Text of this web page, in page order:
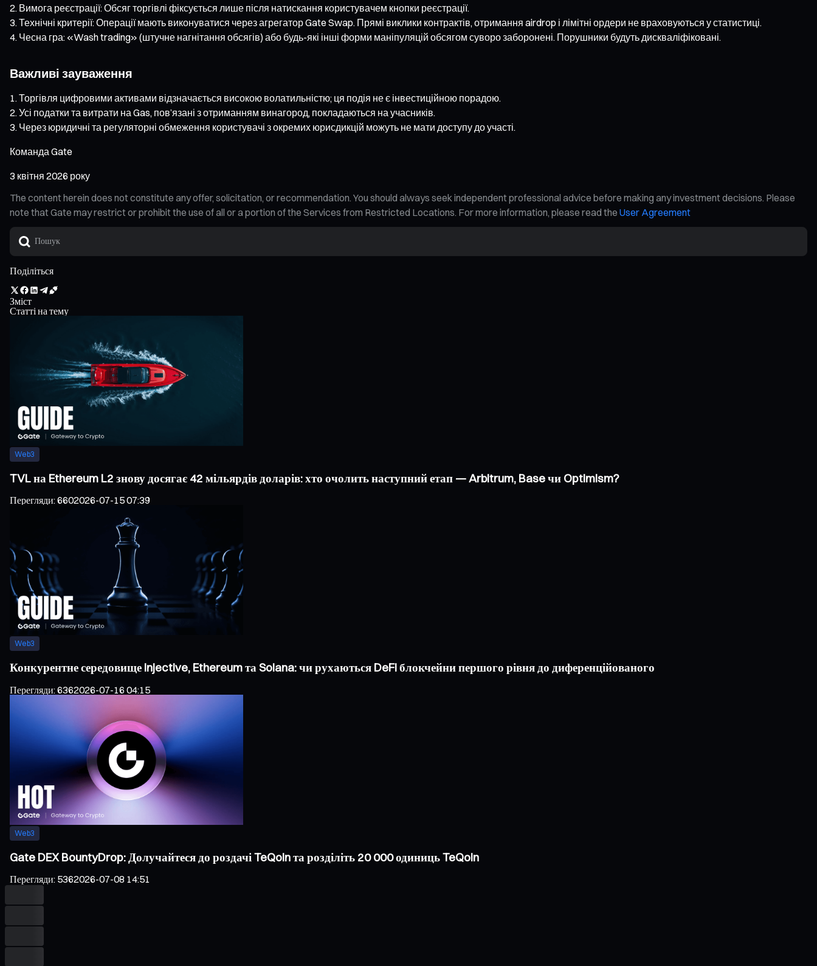
Вимога реєстрації: Обсяг торгівлі фіксується лише після натискання користувачем кнопки реєстрації.
Технічні критерії: Операції мають виконуватися через агрегатор Gate Swap. Прямі виклики контрактів, отримання airdrop і лімітні ордери не враховуються у статистиці.
Чесна гра: «Wash trading» (штучне нагнітання обсягів) або будь-які інші форми маніпуляцій обсягом суворо заборонені. Порушники будуть дискваліфіковані.
Важливі зауваження
Торгівля цифровими активами відзначається високою волатильністю; ця подія не є інвестиційною порадою.
Усі податки та витрати на Gas, пов’язані з отриманням винагород, покладаються на учасників.
Через юридичні та регуляторні обмеження користувачі з окремих юрисдикцій можуть не мати доступу до участі.
Команда Gate
3 квітня 2026 року
The content herein does not constitute any offer, solicitation, or recommendation. You should always seek independent professional advice before making any investment decisions. Please
note that Gate may restrict or prohibit the use of all or a portion of the Services from Restricted Locations. For more information, please read the User Agreement
Поділіться
Зміст
Статті на тему
Web3
TVL на Ethereum L2 знову досягає 42 мільярдів доларів: хто очолить наступний етап — Arbitrum, Base чи Optimism?
Перегляди:6602026-07-15 07:39
Web3
Конкурентне середовище Injective, Ethereum та Solana: чи рухаються DeFi блокчейни першого рівня до диференційованого
Перегляди:6362026-07-16 04:15
Web3
Gate DEX BountyDrop: Долучайтеся до роздачі TeQoin та розділіть 20 000 одиниць TeQoin
Перегляди: 5362026-07-08 14:51